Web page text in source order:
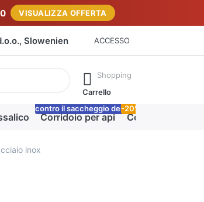
VISUALIZZA OFFERTA
Slowenien ACCESSO
Premere il tasto Invio per richiamare
Shopping
Carrello
Corridoio per api
contro il saccheggio delle api
Coperta miele
-20%
inox